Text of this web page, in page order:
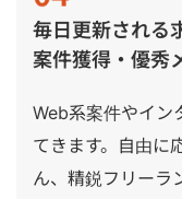
毎日更新される
案件獲得・優秀
Web系案件やイン
てきます。自由に
ん、精鋭フリーラ